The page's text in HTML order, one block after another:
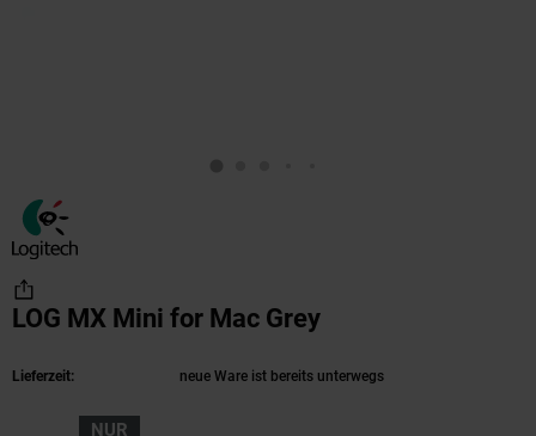
LOG MX Mini for Mac Grey
Lieferzeit: neue Ware ist bereits unterwegs
NUR